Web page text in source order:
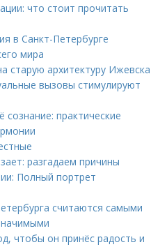
что стоит прочитать
в Санкт-Петербурге
мира
старую архитектуру Ижевска
вызовы стимулируют
сознание: практические
разгадаем причины
Полный портрет
считаются самыми
чтобы он принёс радость и